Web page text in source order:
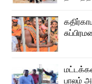
பாலம்